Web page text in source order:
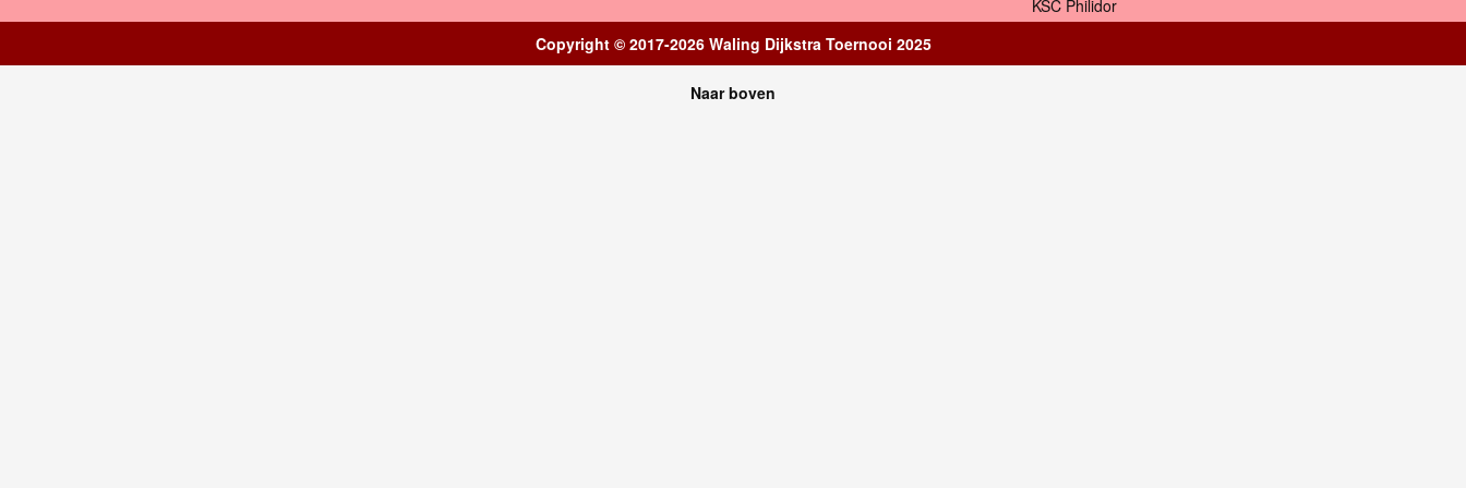
KSC Philidor
Copyright © 2017-2026 Waling Dijkstra Toernooi 2025
Naar boven